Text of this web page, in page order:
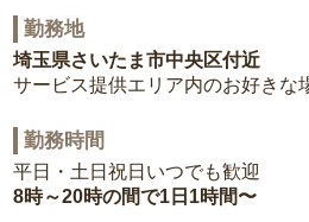
勤務地
埼玉県さいたま市中央区付近
サービス提供エリア内のお好きな
勤務時間
平日・土日祝日いつでも歓迎
8時～20時の間で1日1時間〜